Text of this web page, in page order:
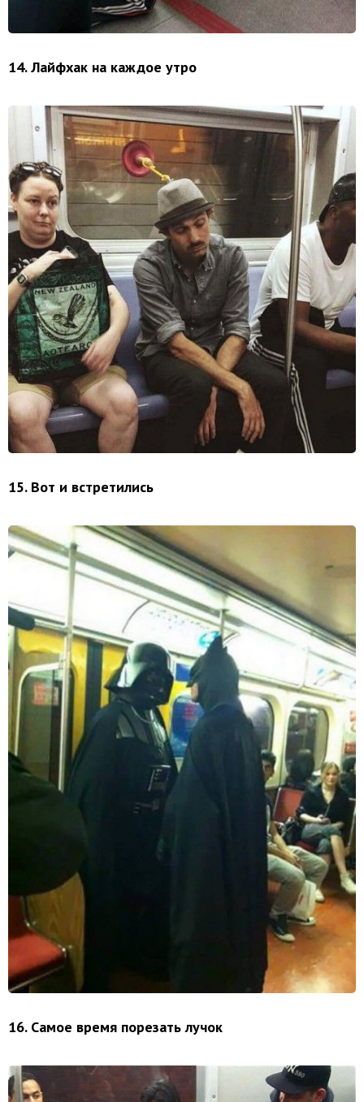
14. Лайфхак на каждое утро
15. Вот и встретились
16. Самое время порезать лучок